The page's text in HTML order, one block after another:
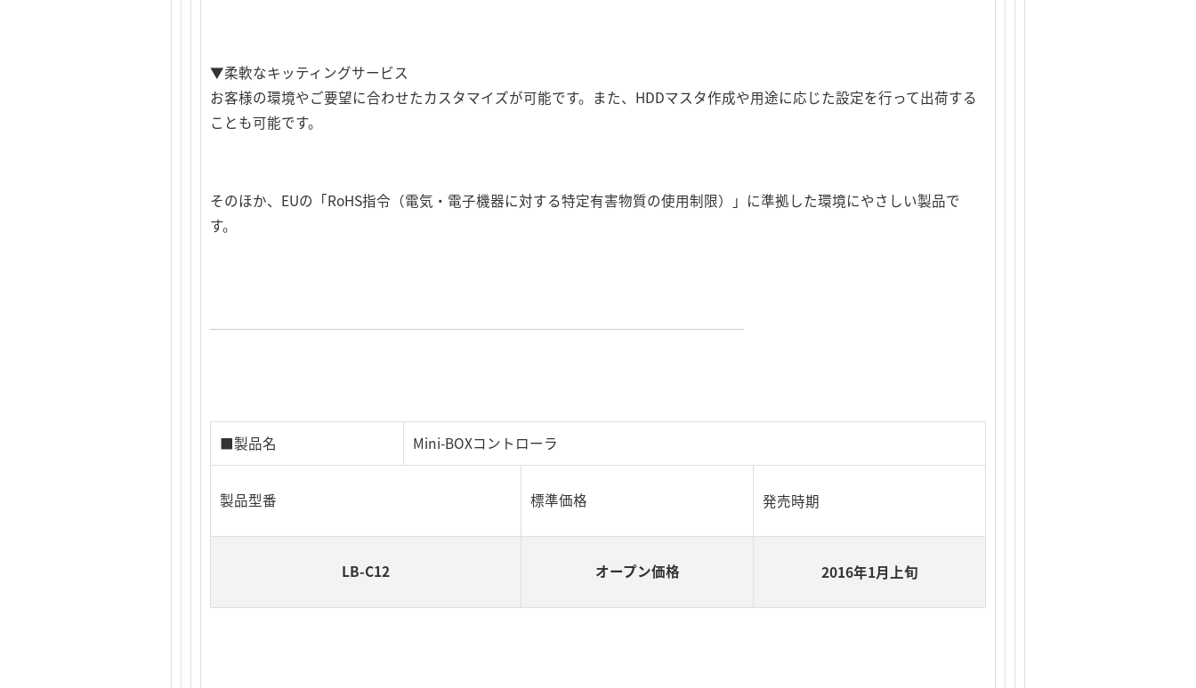
▼柔軟なキッティングサービス
お客様の環境やご要望に合わせたカスタマイズが可能です。また、HDDマスタ作成や用途に応じた設定を行って出荷する
ことも可能です。
そのほか、EUの「RoHS指令（電気・電子機器に対する特定有害物質の使用制限）」に準拠した環境にやさしい製品で
す。
■製品名 Mini-BOXコントローラ
製品型番 標準価格 発売時期
LB-C12 オープン価格 2016年1月上旬